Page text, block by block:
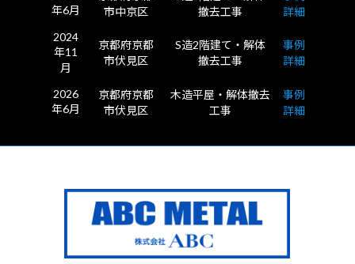
年6月
市中京区
撤去工事
詳細
2024
年11
月
京都府京都
市伏見区
S造2階建て・解体
撤去工事
事例
詳細
2026
年6月
京都府京都
市伏見区
木造平屋・解体撤去
工事
事例
詳細